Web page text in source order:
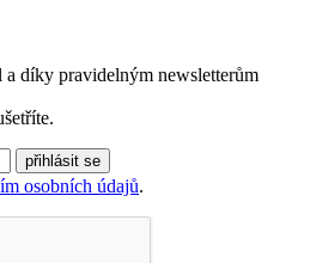
a díky pravidelným newsletterům
osobních údajů.